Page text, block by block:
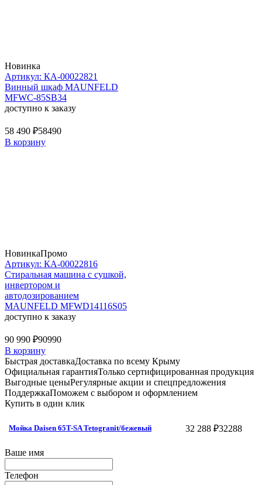
Новинка
Артикул: КА-00022821
Винный шкаф MAUNFELD
MFWC-85SB34
доступно к заказу
58 490 ₽58490
В корзину
НовинкаПромо
Артикул: КА-00022816
Стиральная машина c сушкой,
инвертором и
автодозированием
MAUNFELD MFWD14116S05
доступно к заказу
90 990 ₽90990
В корзину
Быстрая доставкаДоставка по всему Крыму
Официальная гарантияТолько сертифицированная продукция
Выгодные ценыРегулярные акции и спецпредложения
ПоддержкаПоможем с выбором и оформлением
Купить в один клик
Мойка Daisen 65T-SA Tetogranit/бежевый 32 288 ₽32288
Ваше имя
Телефон